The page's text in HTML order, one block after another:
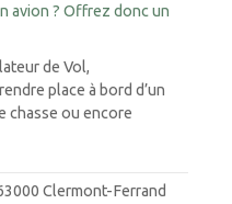
avion ? Offrez donc un
de Vol,
place à bord d’un
chasse ou encore
Clermont-Ferrand